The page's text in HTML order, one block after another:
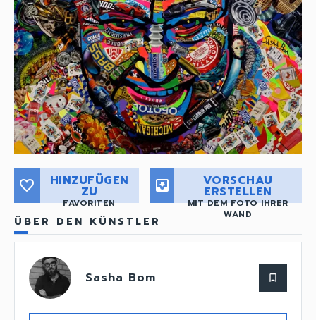
favorite_border HINZUFÜGEN
ZU
FAVORITEN
move_to_inbox VORSCHAU
ERSTELLEN
MIT DEM FOTO IHRER
WAND
ÜBER DEN KÜNSTLER
Sasha Bom bookmark_border